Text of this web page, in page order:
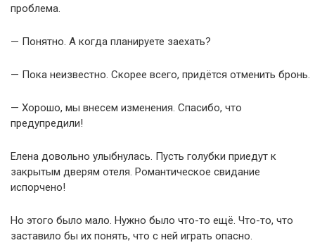
проблема.
— Понятно. А когда планируете заехать?
— Пока неизвестно. Скорее всего, придётся отменить бронь.
— Хорошо, мы внесем изменения. Спасибо, что
предупредили!
Елена довольно улыбнулась. Пусть голубки приедут к
закрытым дверям отеля. Романтическое свидание
испорчено!
Но этого было мало. Нужно было что-то ещё. Что-то, что
заставило бы их понять, что с ней играть опасно.